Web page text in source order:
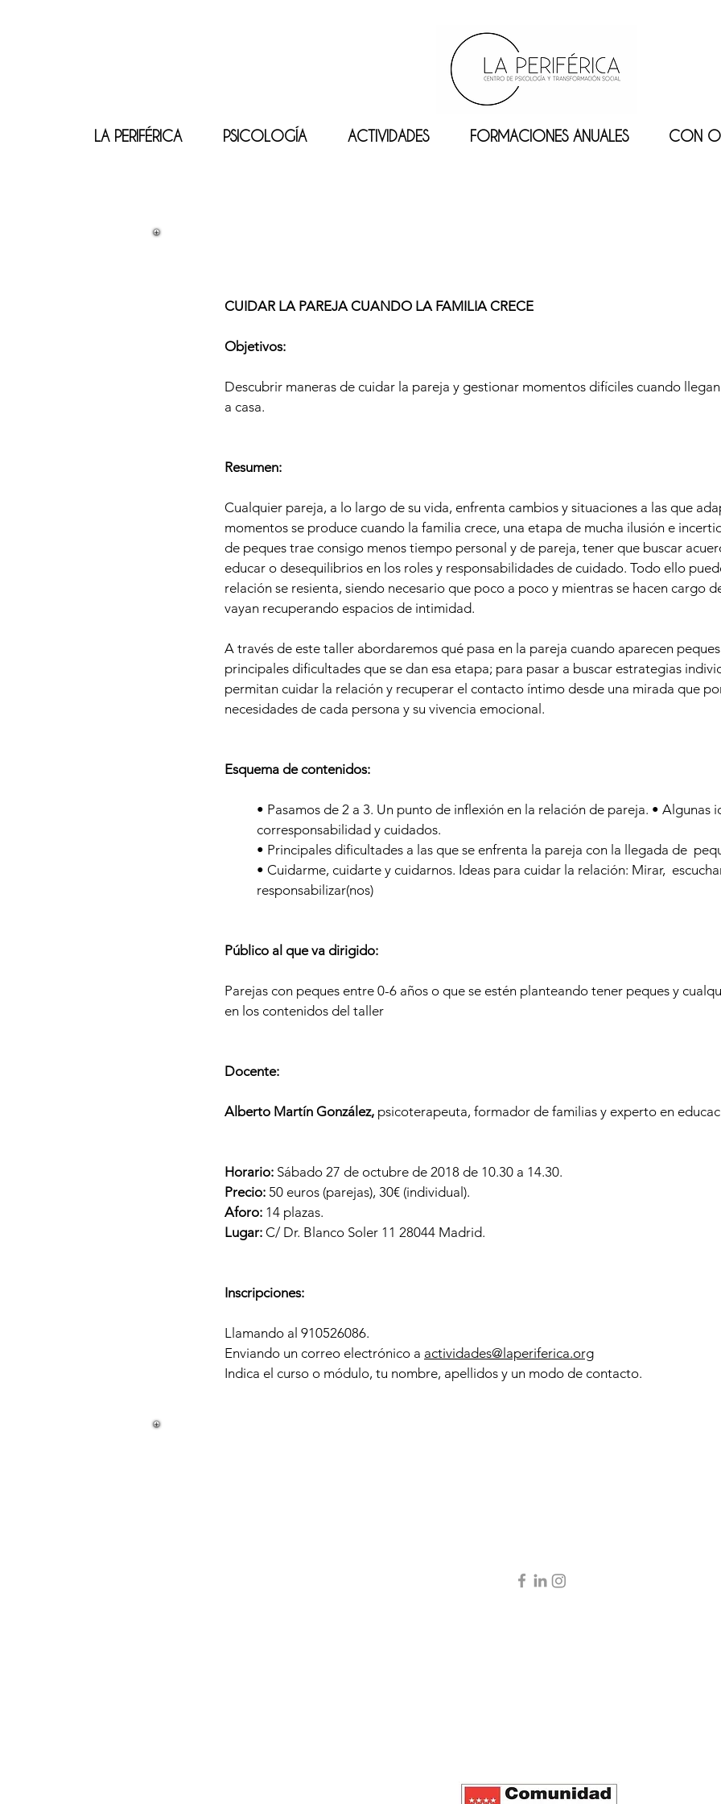
LA PERIFÉRICA PSICOLOGÍA ACTIVIDADES FORMACIONES ANUALES CON
CUIDAR LA PAREJA CUANDO LA FAMILIA CRECE
Objetivos:
Descubrir maneras de cuidar la pareja y gestionar momentos difíciles cuando
a casa.
Resumen:
Cualquier pareja, a lo largo de su vida, enfrenta cambios y situaciones a las que
momentos se produce cuando la familia crece, una etapa de mucha ilusión e
de peques trae consigo menos tiempo personal y de pareja, tener que buscar
educar o desequilibrios en los roles y responsabilidades de cuidado. Todo ello
relación se resienta, siendo necesario que poco a poco y mientras se hacen cargo
vayan recuperando espacios de intimidad.
A través de este taller abordaremos qué pasa en la pareja cuando aparecen peques
principales dificultades que se dan esa etapa; para pasar a buscar estrategias
permitan cuidar la relación y recuperar el contacto íntimo desde una mirada que
necesidades de cada persona y su vivencia emocional.
Esquema de contenidos:
• Pasamos de 2 a 3. Un punto de inflexión en la relación de pareja. • Algunas
corresponsabilidad y cuidados.
• Principales dificultades a las que se enfrenta la pareja con la llegada de
• Cuidarme, cuidarte y cuidarnos. Ideas para cuidar la relación: Mirar,
responsabilizar(nos)
Público al que va dirigido:
Parejas con peques entre 0-6 años o que se estén planteando tener peques y
en los contenidos del taller
Docente:
Alberto Martín González, psicoterapeuta, formador de familias y experto en
Horario: Sábado 27 de octubre de 2018 de 10.30 a 14.30.
Precio: 50 euros (parejas), 30€ (individual).
Aforo: 14 plazas.
Lugar: C/ Dr. Blanco Soler 11 28044 Madrid.
Inscripciones:
Llamando al 910526086.
Enviando un correo electrónico a actividades@laperiferica.org
Indica el curso o módulo, tu nombre, apellidos y un modo de contacto.